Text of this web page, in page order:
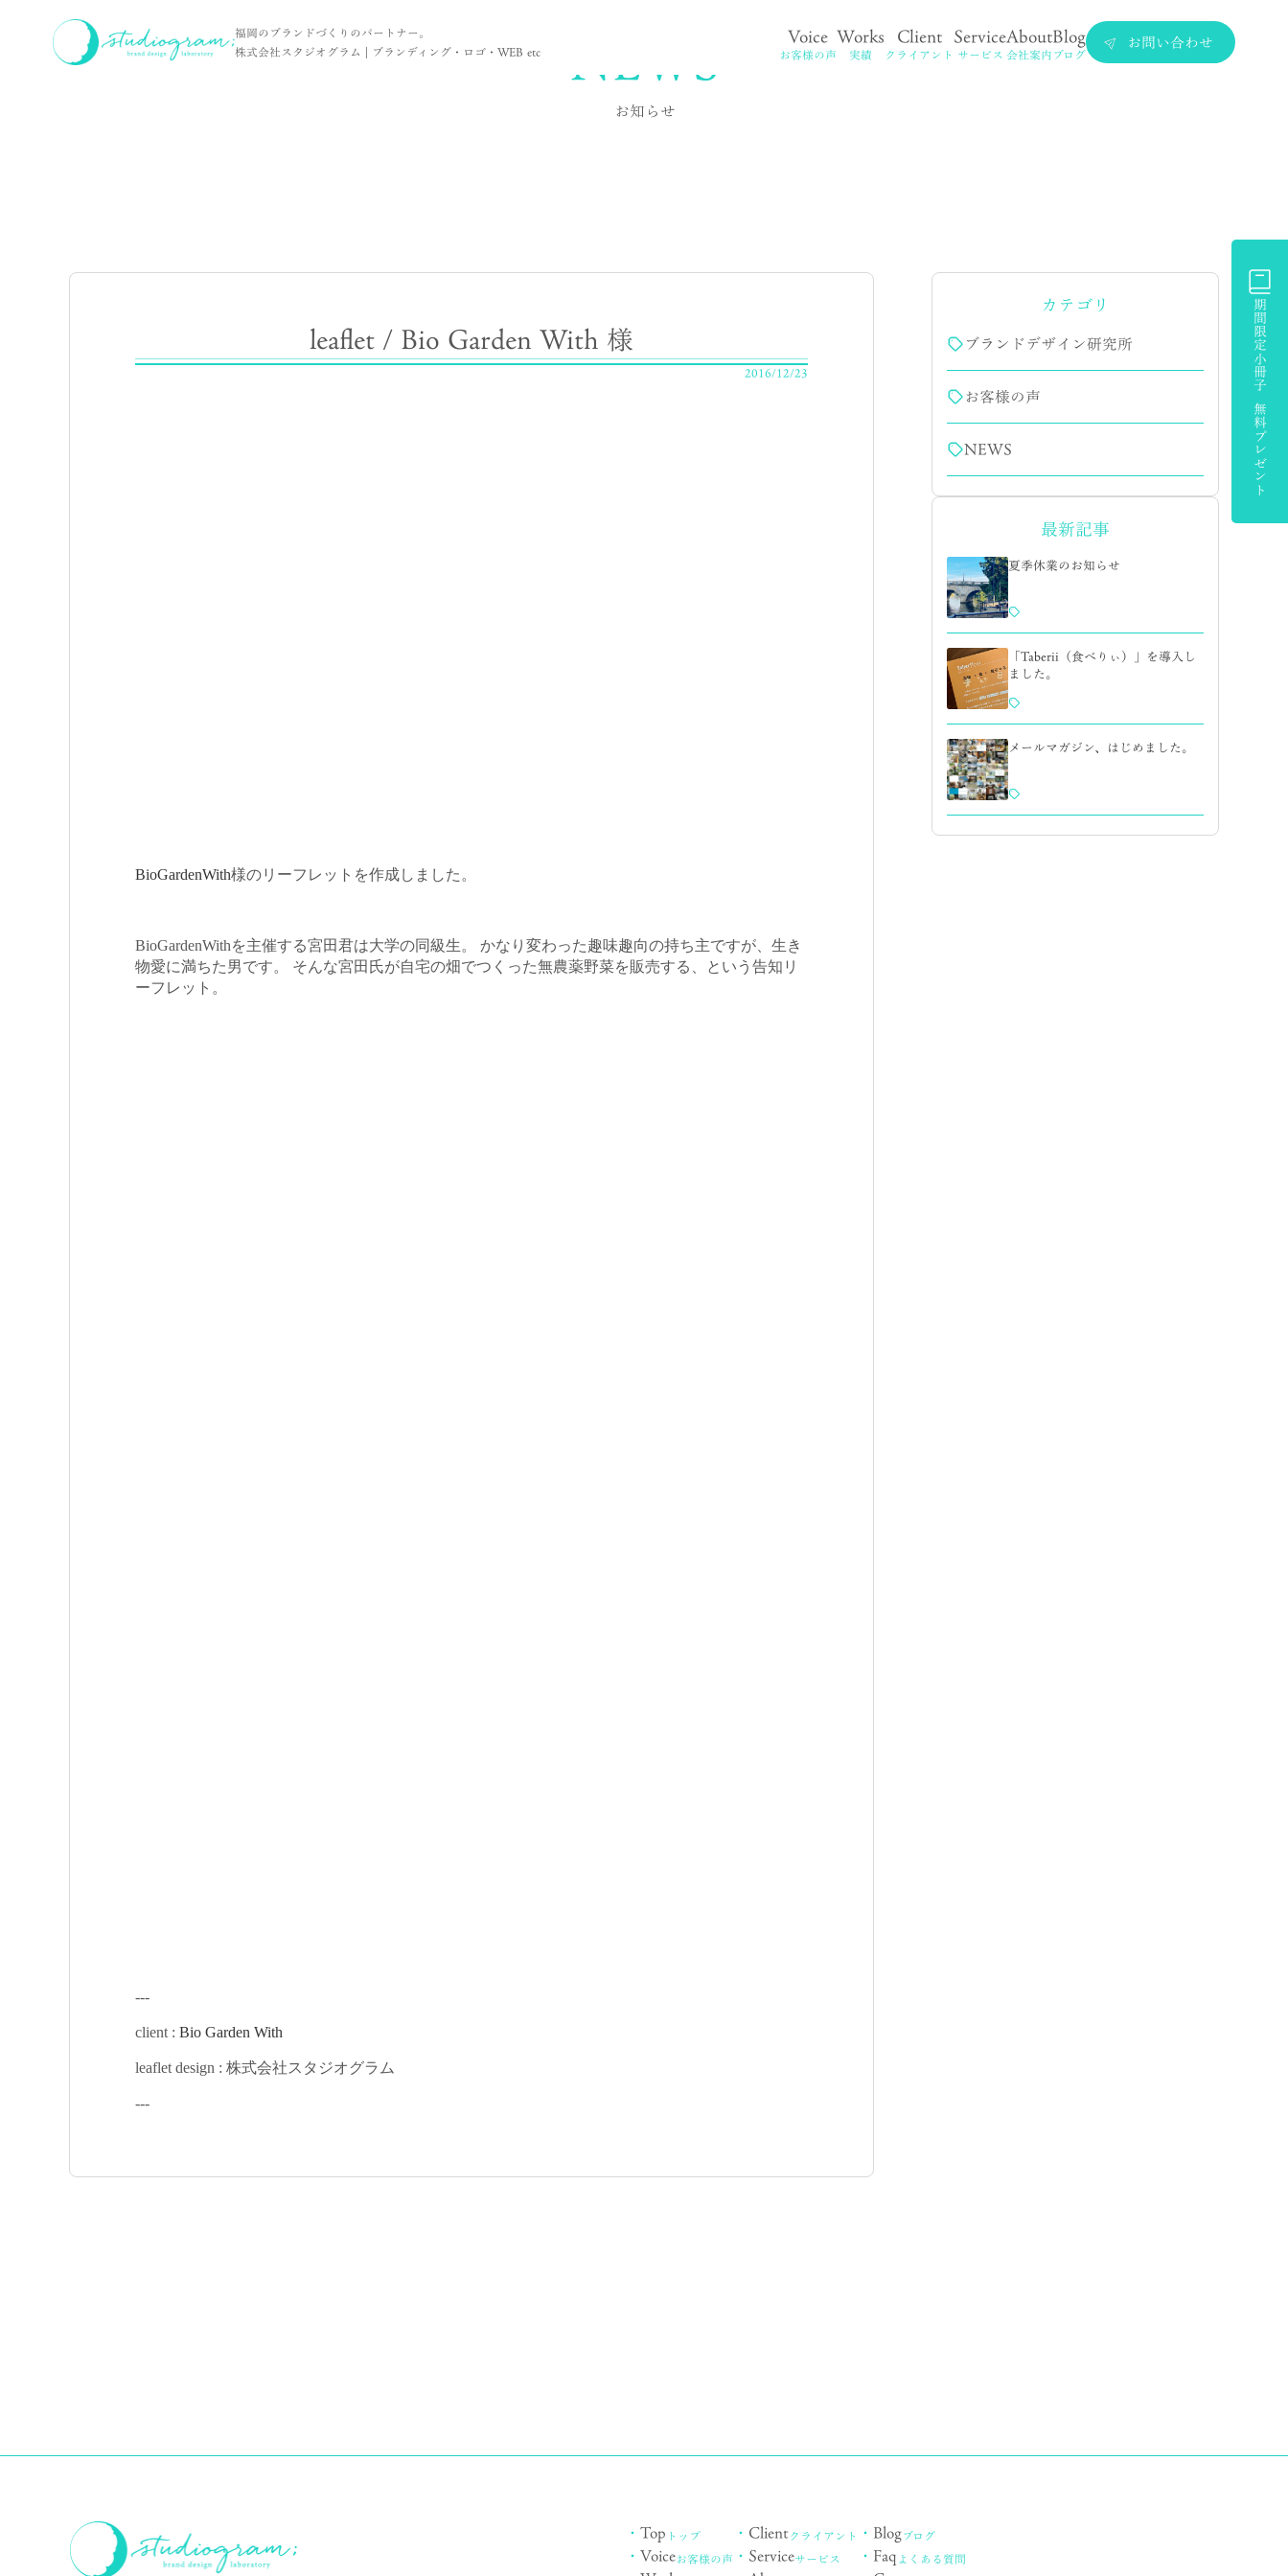
福岡のブランドづくりのパートナー。
株式会社スタジオグラム | ブランディング・ロゴ・WEB etc
Voice
お客様の声
Works
実績
Client
クライアント
Service
サービス
About
会社案内
Blog
ブログ お問い合わせ
ホーム NEWS
お知らせ
leaflet / Bio Garden With 様
2016/12/23
BioGardenWith様のリーフレットを作成しました。
BioGardenWithを主催する宮田君は大学の同級生。 かなり変わった趣味趣向の持ち主ですが、生き
物愛に満ちた男です。 そんな宮田氏が自宅の畑でつくった無農薬野菜を販売する、という告知リ
ーフレット。
---
client : Bio Garden With
leaflet design : 株式会社スタジオグラム
---
カテゴリ
ブランドデザイン研究所
お客様の声
NEWS
最新記事
夏季休業のお知らせ
「Taberii（食べりぃ）」を導入し
ました。
メールマガジン、はじめました。
・Top トップ
・Voiceお客様の声
・ Clientクライアント
・ Serviceサービス
・ Blogブログ
・ Faqよくある質問
期間限定小冊子 無料プレゼント